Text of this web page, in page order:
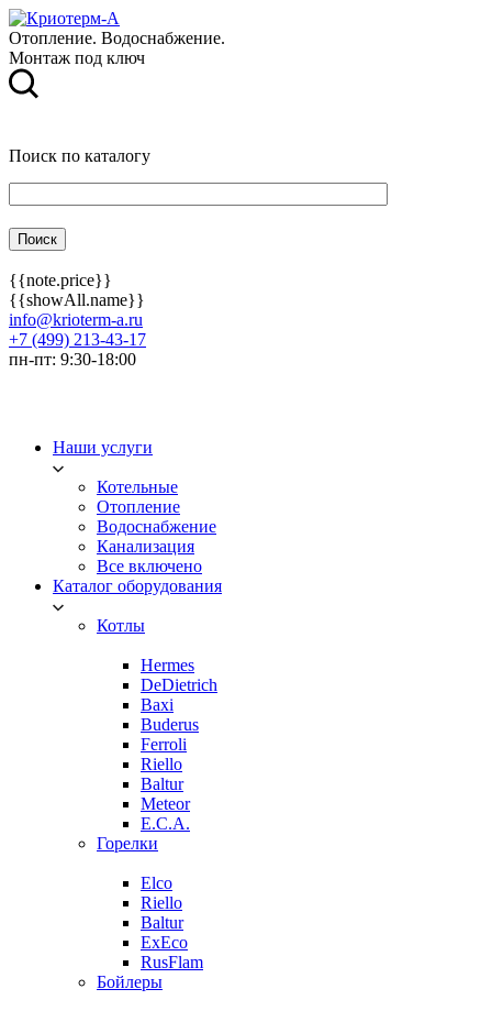
Отопление. Водоснабжение.
Монтаж под ключ
Поиск по каталогу
{{note.price}}
{{showAll.name}}
info@krioterm-a.ru
+7 (499) 213-43-17
пн-пт: 9:30-18:00
Наши услуги
Котельные
Отопление
Водоснабжение
Канализация
Все включено
Каталог оборудования
Котлы
Hermes
DeDietrich
Baxi
Buderus
Ferroli
Riello
Baltur
Meteor
E.C.A.
Горелки
Elco
Riello
Baltur
ExEco
RusFlam
Бойлеры